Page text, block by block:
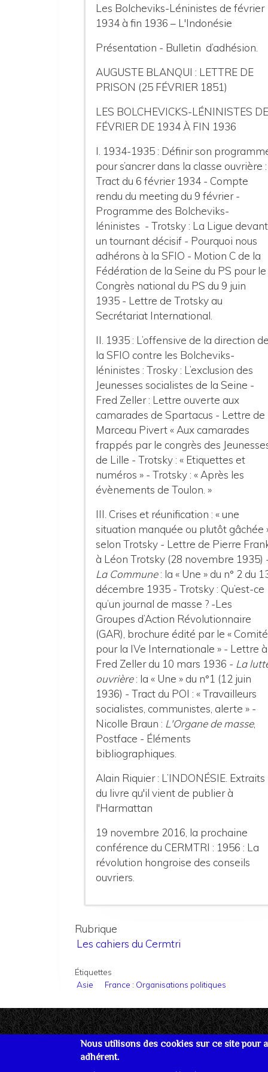
Nous utilisons des cookies sur ce site pour
adhérent.
Les Bolcheviks-Léninistes de février
1934 à fin 1936 – L'Indonésie
Présentation - Bulletin d’adhésion.
AUGUSTE BLANQUI : LETTRE DE
PRISON (25 FÉVRIER 1851)
LES BOLCHEVICKS-LÉNINISTES DE
FÉVRIER DE 1934 À FIN 1936
I. 1934-1935 : Définir son
pour s’ancrer dans la classe ouvrière :
Tract du 6 février 1934 - Compte
rendu du meeting du 9 février -
Programme des Bolcheviks-
léninistes - Trotsky : La Ligue devant
un tournant décisif - Pourquoi nous
adhérons à la SFIO - Motion C de la
Fédération de la Seine du PS pour le
Congrès national du PS du 9 juin
1935 - Lettre de Trotsky au
Secrétariat International.
II. 1935 : L’offensive de la direction de
la SFIO contre les Bolcheviks-
léninistes : Trosky : L’exclusion des
Jeunesses socialistes de la Seine -
Fred Zeller : Lettre ouverte aux
camarades de Spartacus - Lettre de
Marceau Pivert « Aux camarades
frappés par le congrès des
de Lille - Trotsky : « Etiquettes et
numéros » - Trotsky : « Après les
évènements de Toulon. »
III. Crises et réunification : « une
situation manquée ou plutôt gâchée
selon Trotsky - Lettre de Pierre
à Léon Trotsky (28 novembre 1935)
La Commune: la « Une » du n° 2 du
décembre 1935 - Trotsky : Qu’est-ce
qu’un journal de masse ? -Les
Groupes d’Action Révolutionnaire
(GAR), brochure édité par le « Comité
pour la IVe Internationale » - Lettre à
Fred Zeller du 10 mars 1936 - La
ouvrière: la « Une » du n°1 (12 juin
1936) - Tract du POI : « Travailleurs
socialistes, communistes, alerte » -
Nicolle Braun : L'Organe de masse,
Postface - Éléments
bibliographiques.
Alain Riquier : L’INDONÉSIE. Extraits
du livre qu'il vient de publier à
l'Harmattan
19 novembre 2016, la prochaine
conférence du CERMTRI : 1956 : La
révolution hongroise des conseils
ouvriers.
Rubrique
Les cahiers du Cermtri
Étiquettes
Asie
France : Organisations politiques
Se connecter